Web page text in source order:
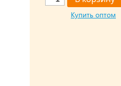
Купить оптом